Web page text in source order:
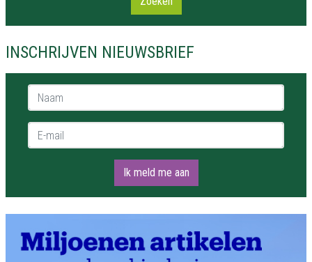
INSCHRIJVEN NIEUWSBRIEF
Naam *
E-mail *
Ik meld me aan